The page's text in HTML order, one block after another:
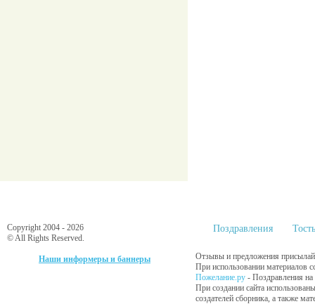
Copyright 2004 - 2026
© All Rights Reserved.
Наши информеры и баннеры
Поздравления
Отзывы и предложения
При использовании материалов
Пожелание.ру - Поздравления на
При создании сайта
создателей сборника, а также